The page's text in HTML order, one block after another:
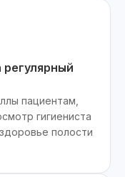
пациентам,
гигиениста
полости